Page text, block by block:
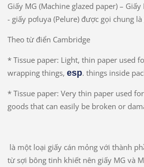
Giấy MG (Machine glazed paper) – Giấy
- giấy pơluya (Pelure) được gọi chung
Theo từ điển Cambridge
* Tissue paper: L ight, thin paper used
wrapping things, esp. things inside
* Tissue paper: Very thin paperused
goodsthat can easilybe broken or
là một loại giấy cán mỏng với thành
từ sợi bông tinh khiết nên giấy MG và